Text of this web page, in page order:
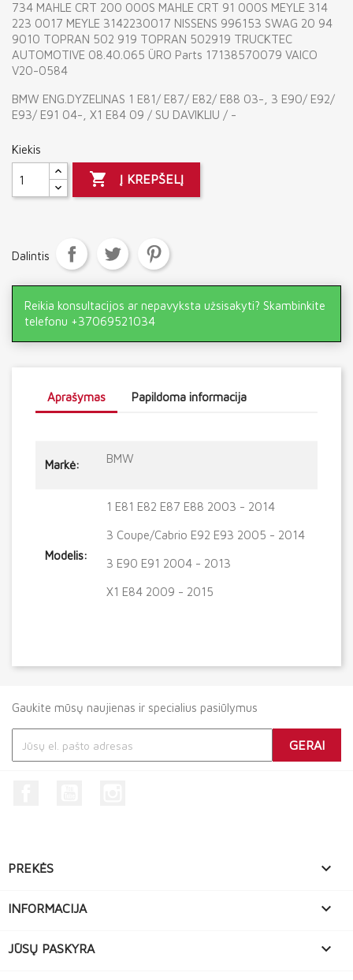
734 MAHLE CRT 200 000S MAHLE CRT 91 000S MEYLE 314
223 0017 MEYLE 3142230017 NISSENS 996153 SWAG 20 94
9010 TOPRAN 502 919 TOPRAN 502919 TRUCKTEC
AUTOMOTIVE 08.40.065 ÜRO Parts 17138570079 VAICO
V20-0584
BMW ENG.DYZELINAS 1 E81/ E87/ E82/ E88 03-, 3 E90/ E92/
E93/ E91 04-, X1 E84 09 / SU DAVIKLIU / -
Kiekis
 Į KREPŠELĮ
Dalintis
Reikia konsultacijos ar nepavyksta užsisakyti? Skambinkite
telefonu +37069521034
Aprašymas Papildoma informacija
Markė: BMW
Modelis:
1 E81 E82 E87 E88 2003 - 2014
3 Coupe/Cabrio E92 E93 2005 - 2014
3 E90 E91 2004 - 2013
X1 E84 2009 - 2015
Gaukite mūsų naujienas ir specialius pasiūlymus
PREKĖS 
INFORMACIJA 
JŪSŲ PASKYRA 